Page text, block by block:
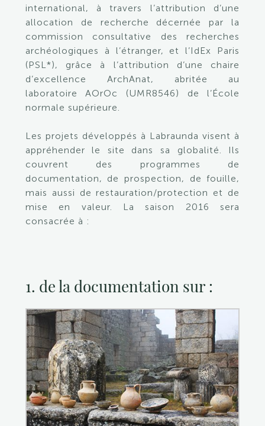
international, à travers l’attribution d’une
allocation de recherche décernée par la
commission consultative des recherches
archéologiques à l’étranger, et l’IdEx Paris
(PSL*), grâce à l’attribution d’une chaire
d’excellence ArchAnat, abritée au
laboratoire AOrOc (UMR8546) de l’École
normale supérieure.
Les projets développés à Labraunda visent à
appréhender le site dans sa globalité. Ils
couvrent des programmes de
documentation, de prospection, de fouille,
mais aussi de restauration/protection et de
mise en valeur. La saison 2016 sera
consacrée à :
1. de la documentation sur :